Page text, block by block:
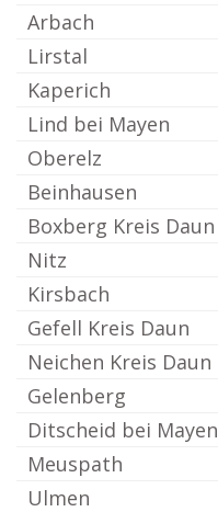
Arbach
Lirstal
Kaperich
Lind bei Mayen
Oberelz
Beinhausen
Boxberg Kreis Daun
Nitz
Kirsbach
Gefell Kreis Daun
Neichen Kreis Daun
Gelenberg
Ditscheid bei Mayen
Meuspath
Ulmen